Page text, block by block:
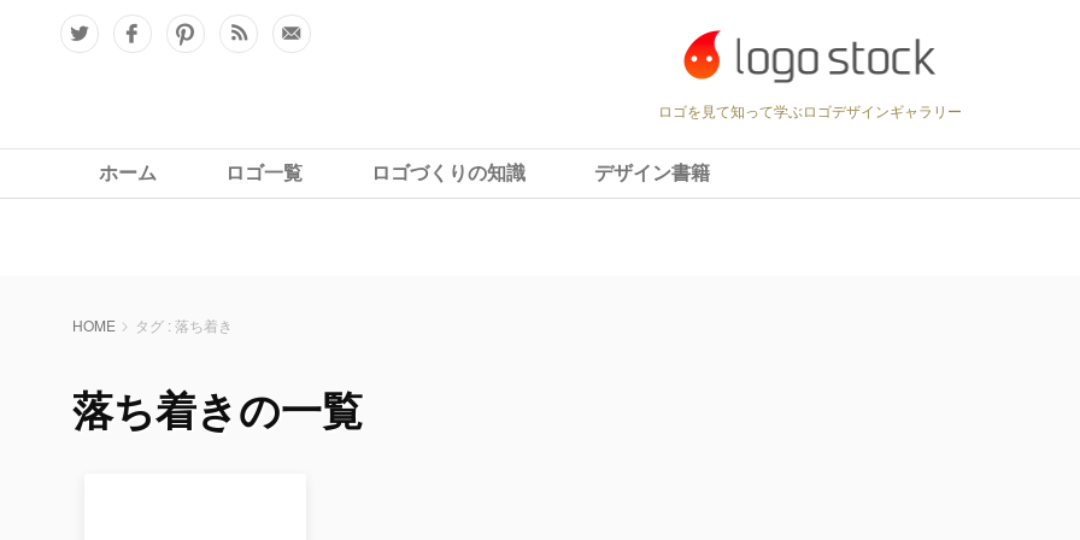
Warning: Undefined variable $canonical_url in /home/logostock/logostock.jp/public_html/wp/wp-content/themes/
ロゴを見て知って学ぶロゴデザインギャラリー
ホーム ロゴ一覧 ロゴづくりの知識 デザイン書籍
HOME タグ : 落ち着き
落ち着きの一覧